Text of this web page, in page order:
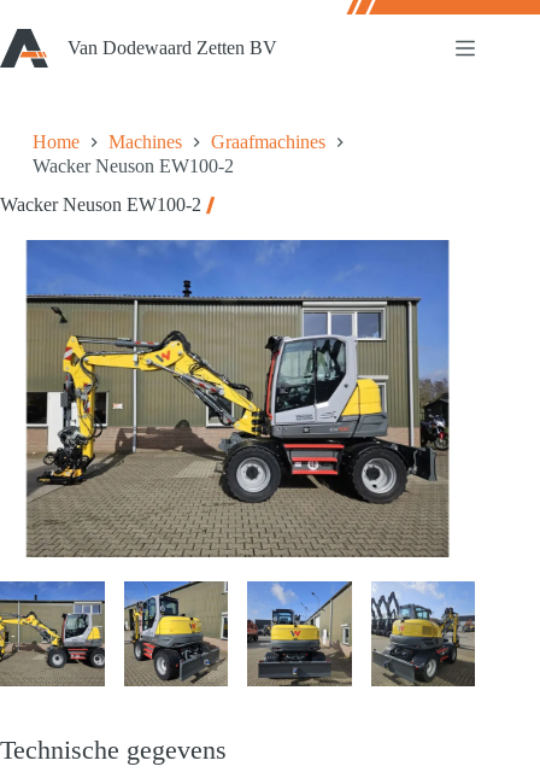
naar
de
inhoud
Van Dodewaard Zetten BV
Home Machines
Graafmachines
Wacker Neuson EW100-2
Wacker Neuson EW100-2
Technische gegevens